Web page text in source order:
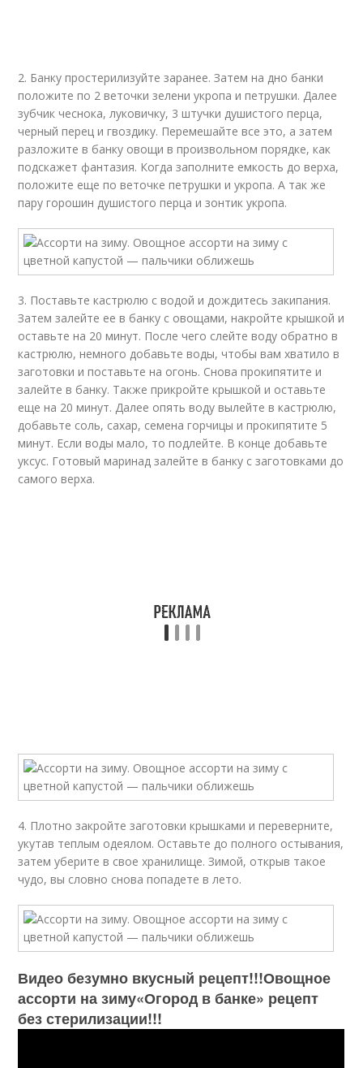
2. Банку простерилизуйте заранее. Затем на дно банки
положите по 2 веточки зелени укропа и петрушки. Далее
зубчик чеснока, луковичку, 3 штучки душистого перца,
черный перец и гвоздику. Перемешайте все это, а затем
разложите в банку овощи в произвольном порядке, как
подскажет фантазия. Когда заполните емкость до верха,
положите еще по веточке петрушки и укропа. А так же
пару горошин душистого перца и зонтик укропа.
3. Поставьте кастрюлю с водой и дождитесь закипания.
Затем залейте ее в банку с овощами, накройте крышкой и
оставьте на 20 минут. После чего слейте воду обратно в
кастрюлю, немного добавьте воды, чтобы вам хватило в
заготовки и поставьте на огонь. Снова прокипятите и
залейте в банку. Также прикройте крышкой и оставьте
еще на 20 минут. Далее опять воду вылейте в кастрюлю,
добавьте соль, сахар, семена горчицы и прокипятите 5
минут. Если воды мало, то подлейте. В конце добавьте
уксус. Готовый маринад залейте в банку с заготовками до
самого верха.
4. Плотно закройте заготовки крышками и переверните,
укутав теплым одеялом. Оставьте до полного остывания,
затем уберите в свое хранилище. Зимой, открыв такое
чудо, вы словно снова попадете в лето.
Видео безумно вкусный рецепт!!!Овощное
ассорти на зиму«Огород в банке» рецепт
без стерилизации!!!